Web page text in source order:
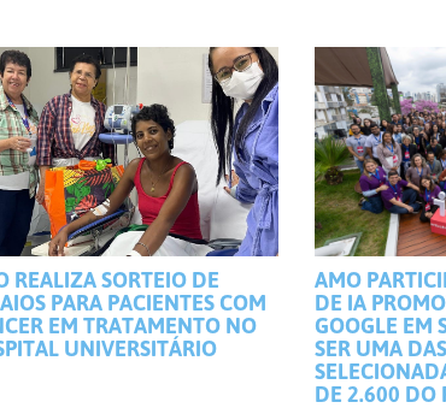
REALIZA SORTEIO DE
PARA PACIENTES COM
EM TRATAMENTO NO
UNIVERSITÁRIO
AMO
DE IA
GOOGLE EM
SER UMA
DE 2.600 DO